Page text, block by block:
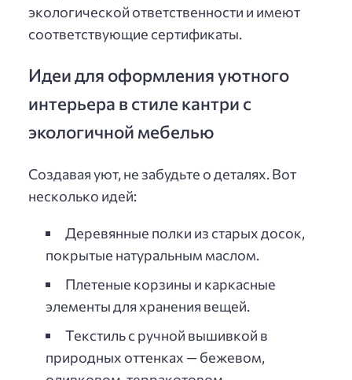
экологической ответственности и имеют
соответствующие сертификаты.
Идеи для оформления уютного
интерьера в стиле кантри с
экологичной мебелью
Создавая уют, не забудьте о деталях. Вот
несколько идей:
Деревянные полки из старых досок,
покрытые натуральным маслом.
Плетеные корзины и каркасные
элементы для хранения вещей.
Текстиль с ручной вышивкой в
природных оттенках — бежевом,